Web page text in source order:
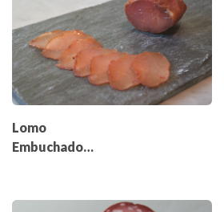
Lomo
Embuchado